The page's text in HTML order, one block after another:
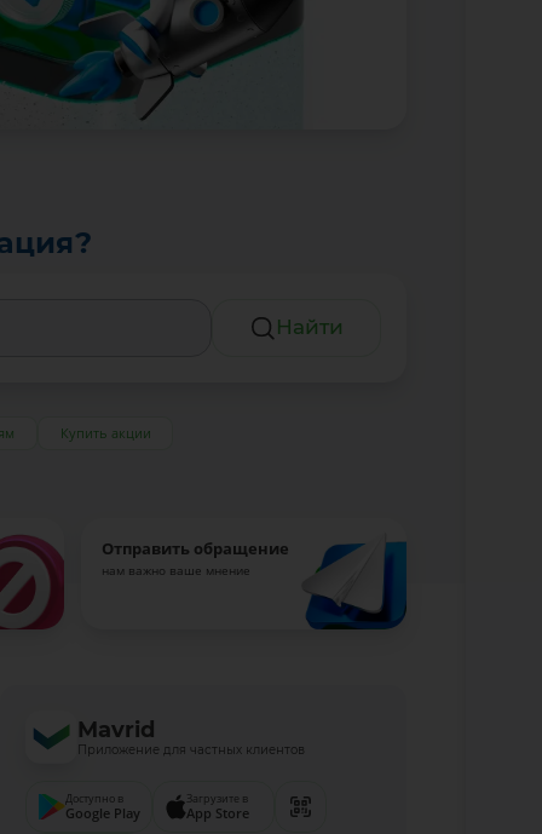
Найти
Купить акции
Отправить обращение
нам важно ваше мнение
Mavrid
Приложение для частных клиентов
Доступно в
Google Play
Загрузите в
App Store